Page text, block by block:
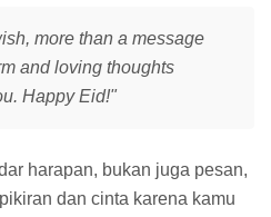
more than a message
and loving thoughts
Happy Eid!"
harapan, bukan juga pesan,
dan cinta karena kamu